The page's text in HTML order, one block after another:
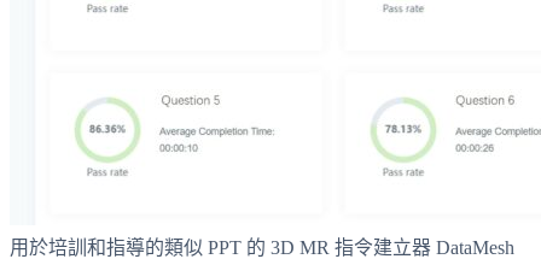
用於培訓和指導的類似 PPT 的 3D MR 指令建立器 DataMesh